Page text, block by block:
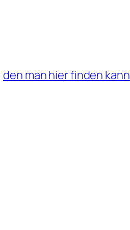
den man hier finden kann